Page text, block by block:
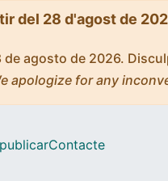
del 28 d'agost de
agosto de 2026.
apologize for any
Contacte